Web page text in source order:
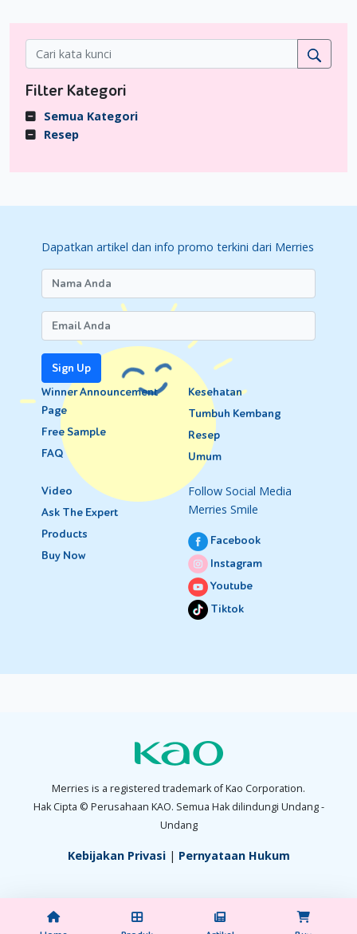
Filter Kategori
Semua Kategori
Resep
Dapatkan artikel dan info promo terkini dari Merries
Sign Up
Winner Announcement
Page
Free Sample
FAQ
Kesehatan
Tumbuh Kembang
Resep
Umum
Video
Ask The Expert
Products
Buy Now
Follow Social Media
Merries Smile
Facebook
Instagram
Youtube
Tiktok
Merries is a registered trademark of Kao Corporation.
Hak Cipta © Perusahaan KAO. Semua Hak dilindungi Undang -
Undang
Kebijakan Privasi| Pernyataan Hukum